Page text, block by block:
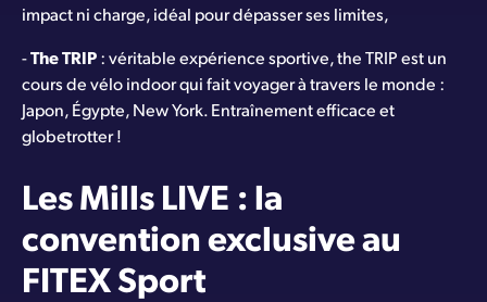
impact ni charge, idéal pour dépasser ses limites,
-The TRIP: véritable expérience sportive, the TRIP est un
cours de vélo indoor qui fait voyager à travers le monde :
Japon, Égypte, New York. Entraînement efficace et
globetrotter !
Les Mills LIVE : la
convention exclusive au
FITEX Sport